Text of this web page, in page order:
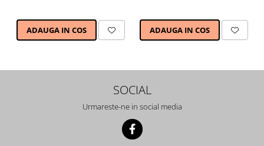
ADAUGA IN COS ADAUGA IN COS
SOCIAL
Urmareste-ne in social media